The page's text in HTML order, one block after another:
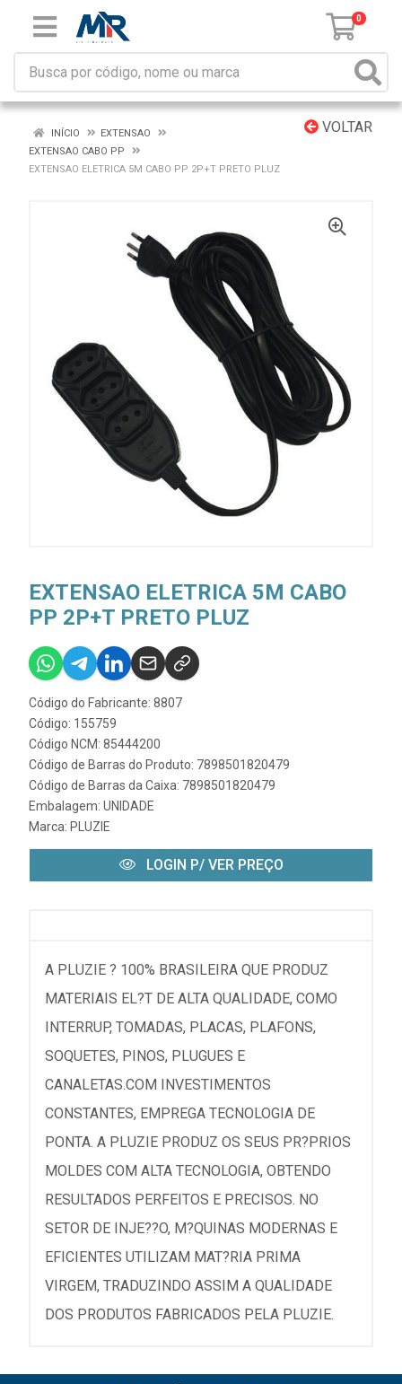
0
VOLTAR
INÍCIO
EXTENSAO
EXTENSAO CABO PP
EXTENSAO ELETRICA 5M CABO PP 2P+T PRETO PLUZ
EXTENSAO ELETRICA 5M CABO
PP 2P+T PRETO PLUZ
Código do Fabricante: 8807
Código: 155759
Código NCM: 85444200
Código de Barras do Produto: 7898501820479
Código de Barras da Caixa: 7898501820479
Embalagem: UNIDADE
Marca: PLUZIE
LOGIN P/ VER PREÇO
A PLUZIE ? 100% BRASILEIRA QUE PRODUZ
MATERIAIS EL?T DE ALTA QUALIDADE, COMO
INTERRUP, TOMADAS, PLACAS, PLAFONS,
SOQUETES, PINOS, PLUGUES E
CANALETAS.COM INVESTIMENTOS
CONSTANTES, EMPREGA TECNOLOGIA DE
PONTA. A PLUZIE PRODUZ OS SEUS PR?PRIOS
MOLDES COM ALTA TECNOLOGIA, OBTENDO
RESULTADOS PERFEITOS E PRECISOS. NO
SETOR DE INJE??O, M?QUINAS MODERNAS E
EFICIENTES UTILIZAM MAT?RIA PRIMA
VIRGEM, TRADUZINDO ASSIM A QUALIDADE
DOS PRODUTOS FABRICADOS PELA PLUZIE.